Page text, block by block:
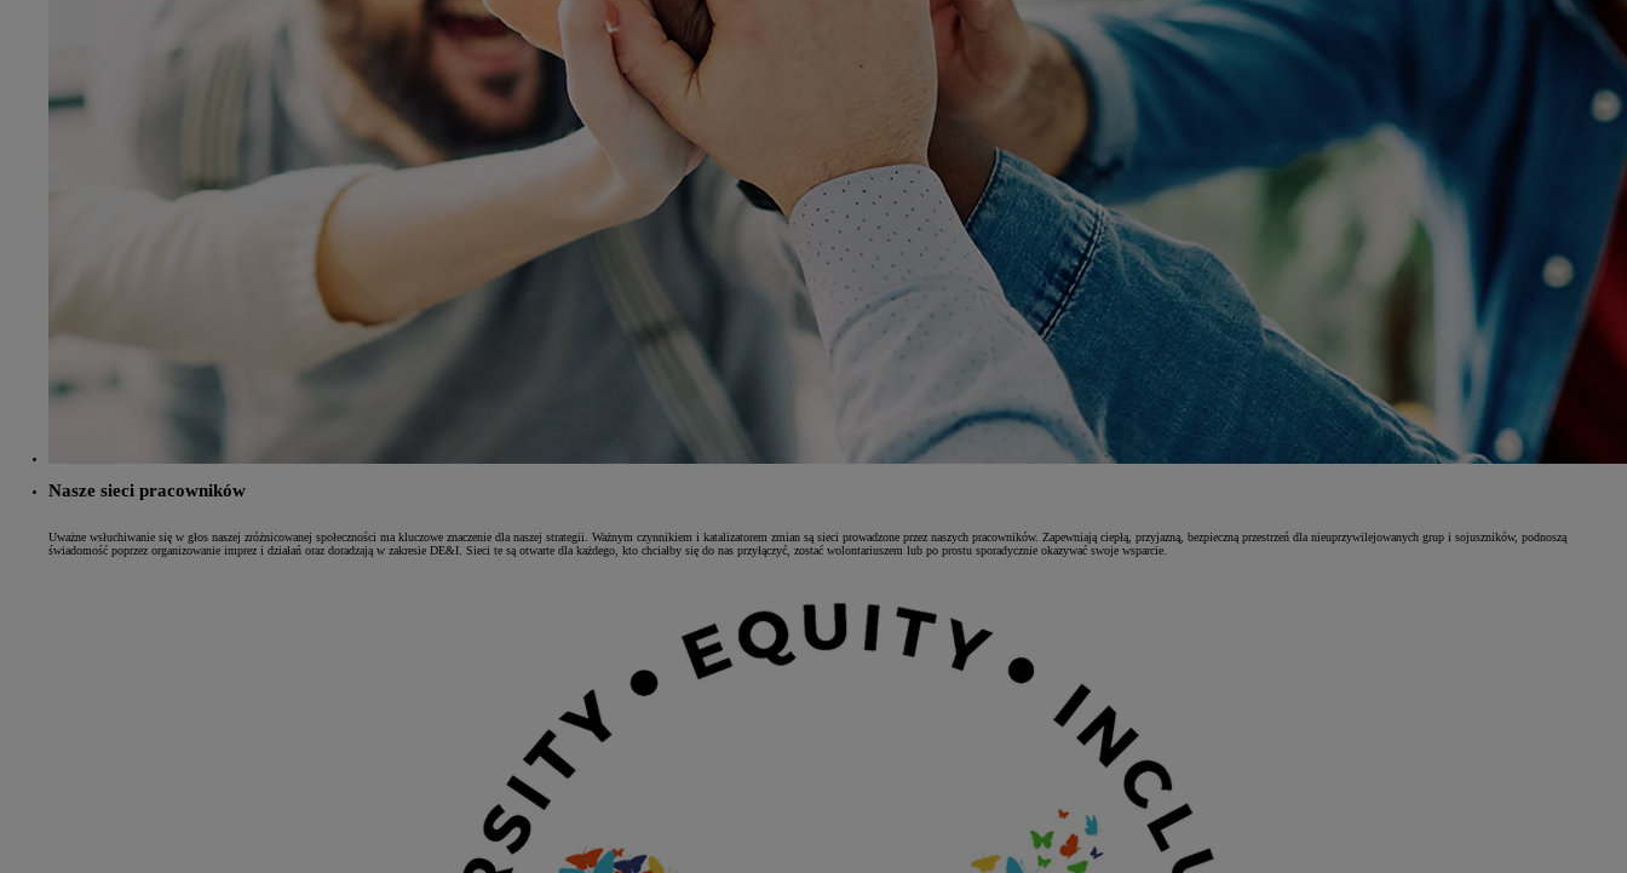
HYBRID
Nasze sieci pracowników
Uważne wsłuchiwanie się w głos naszej zróżnicowanej społeczności ma kluczowe znaczenie dla naszej strategii. Ważnym czynnikiem i katalizatorem zmian są sieci prowadzone przez naszych pracowników. Zapewniają ciepłą, przyjazną, bezpieczną przestrzeń dla nieuprzywilejowanych grup i sojuszników, podnoszą
świadomość poprzez organizowanie imprez i działań oraz doradzają w zakresie DE&I. Sieci te są otwarte dla każdego, kto chciałby się do nas przyłączyć, zostać wolontariuszem lub po prostu sporadycznie okazywać swoje wsparcie.